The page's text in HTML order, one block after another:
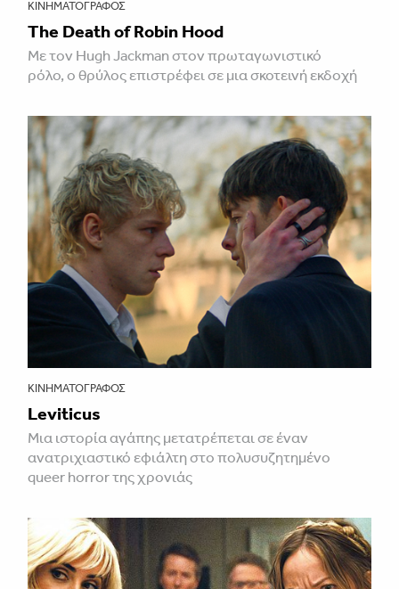
ΚΙΝΗΜΑΤΟΓΡΆΦΟΣ
The Death of Robin Hood
Με τον Hugh Jackman στον πρωταγωνιστικό
ρόλο, ο θρύλος επιστρέφει σε μια σκοτεινή εκδοχή
ΚΙΝΗΜΑΤΟΓΡΆΦΟΣ
Leviticus
Μια ιστορία αγάπης μετατρέπεται σε έναν
ανατριχιαστικό εφιάλτη στο πολυσυζητημένο
queer horror της χρονιάς